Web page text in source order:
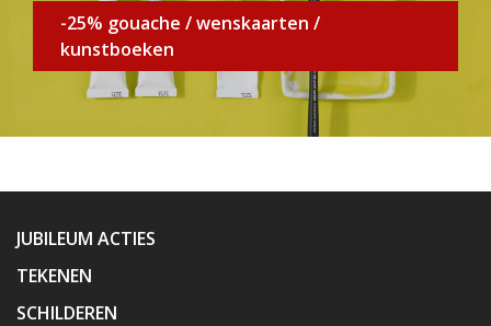
-25% gouache / wenskaarten /
kunstboeken
JUBILEUM ACTIES
TEKENEN
SCHILDEREN